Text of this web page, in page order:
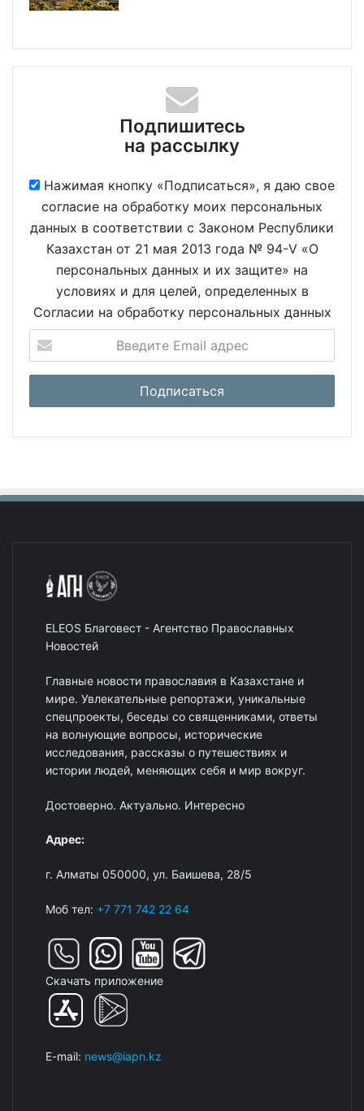
Подпишитесь
на рассылку
Нажимая кнопку «Подписаться», я даю свое
согласие на обработку моих персональных
данных в соответствии с Законом Республики
Казахстан от 21 мая 2013 года № 94-V «О
персональных данных и их защите» на
условиях и для целей, определенных в
Согласии на обработку персональных данных
ELEOS Благовест - Агентство Православных
Новостей
Главные новости православия в Казахстане и
мире. Увлекательные репортажи, уникальные
спецпроекты, беседы со священниками, ответы
на волнующие вопросы, исторические
исследования, рассказы о путешествиях и
истории людей, меняющих себя и мир вокруг.
Достоверно. Актуально. Интересно
Адрес:
г. Алматы 050000, ул. Баишева, 28/5
Моб тел: +7 771 742 22 64
Скачать приложение
E-mail: news@iapn.kz